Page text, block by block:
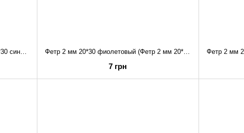
Фетр 2 мм 20*30 фиолетовый (Фетр 2 мм 20*30 фиолетовый)
7 грн